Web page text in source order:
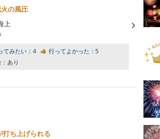
の風圧
上
てみたい： 4 行ってよかった： 5
あり
ち上げられる